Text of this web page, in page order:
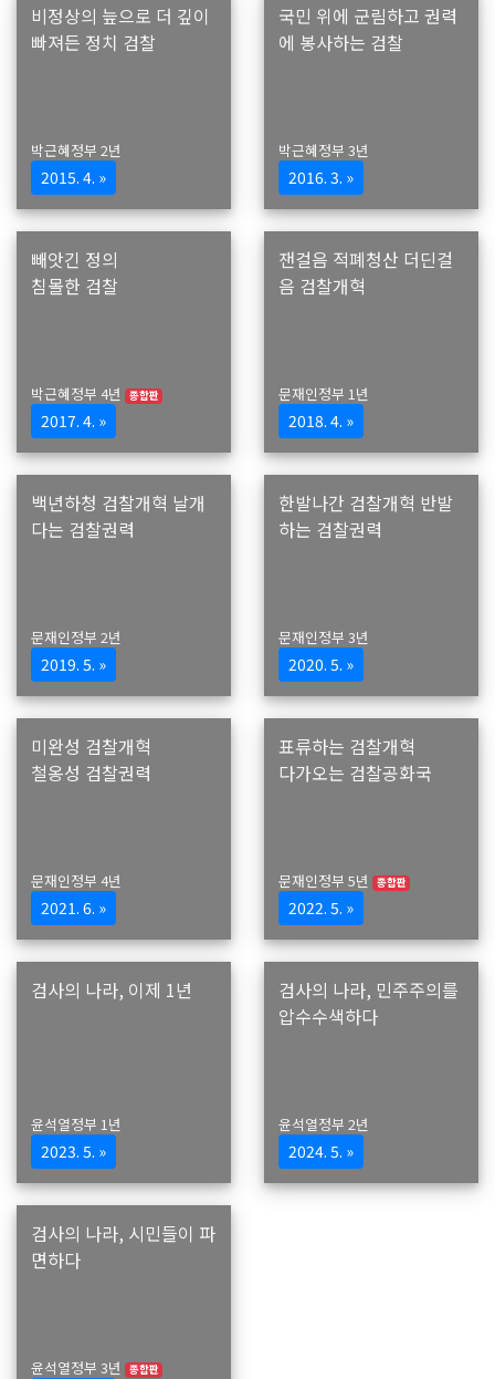
비정상의 늪으로 더 깊이
빠져든 정치 검찰
박근혜정부 2년
2015. 4. »
국민 위에 군림하고 권력
에 봉사하는 검찰
박근혜정부 3년
2016. 3. »
빼앗긴 정의
침몰한 검찰
박근혜정부 4년 종합판
2017. 4. »
잰걸음 적폐청산 더딘걸
음 검찰개혁
문재인정부 1년
2018. 4. »
백년하청 검찰개혁 날개
다는 검찰권력
문재인정부 2년
2019. 5. »
한발나간 검찰개혁 반발
하는 검찰권력
문재인정부 3년
2020. 5. »
미완성 검찰개혁
철옹성 검찰권력
문재인정부 4년
2021. 6. »
표류하는 검찰개혁
다가오는 검찰공화국
문재인정부 5년 종합판
2022. 5. »
검사의 나라, 이제 1년
윤석열정부 1년
2023. 5. »
검사의 나라, 민주주의를
압수수색하다
윤석열정부 2년
2024. 5. »
검사의 나라, 시민들이 파
면하다
윤석열정부 3년 종합판